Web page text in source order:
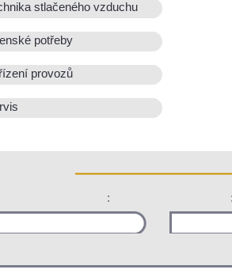
stlačeného vzduchu
potřeby
provozů
: